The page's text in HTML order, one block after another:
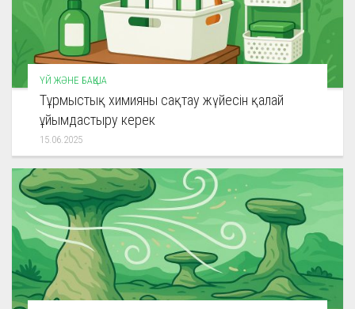
ҮЙ ЖӘНЕ БАҚША
Тұрмыстық химияны сақтау жүйесін қалай
ұйымдастыру керек
15.06.2025